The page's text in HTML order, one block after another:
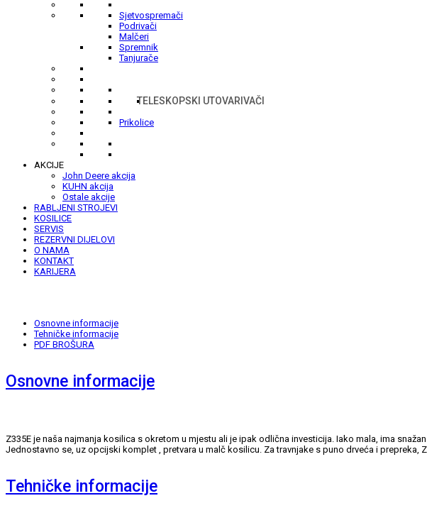
Sjetvospremači
Podrivači
Malčeri
Spremnik
Tanjurače
TELESKOPSKI UTOVARIVAČI
Prikolice
AKCIJE
John Deere akcija
KUHN akcija
Ostale akcije
RABLJENI STROJEVI
KOSILICE
SERVIS
REZERVNI DIJELOVI
O NAMA
KONTAKT
KARIJERA
Osnovne informacije
Tehničke informacije
PDF BROŠURA
Osnovne informacije
Z335E je naša najmanja kosilica s okretom u mjestu ali je ipak odlična investicija. Iako mala, ima
Jednostavno se, uz opcijski komplet , pretvara u malč kosilicu. Za travnjake s puno drveća i prepreka,
Tehničke informacije